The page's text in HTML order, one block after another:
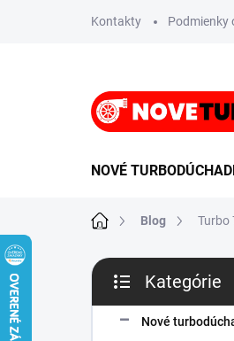
Kontakty Podmienky
NOVÉ
DomovBlog Turbo
B
č
kategórie
Kategórie
Nové